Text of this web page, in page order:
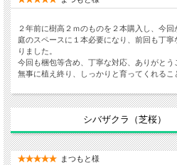
２年前に樹高２ｍのものを２本購入し、今回
庭のスペースに１本必要になり、前回も丁
りました。
今回も梱包等含め、丁寧な対応、ありがとう
無事に植え終り、しっかりと育ってくれるこ
シバザクラ（芝桜）
まつもと様